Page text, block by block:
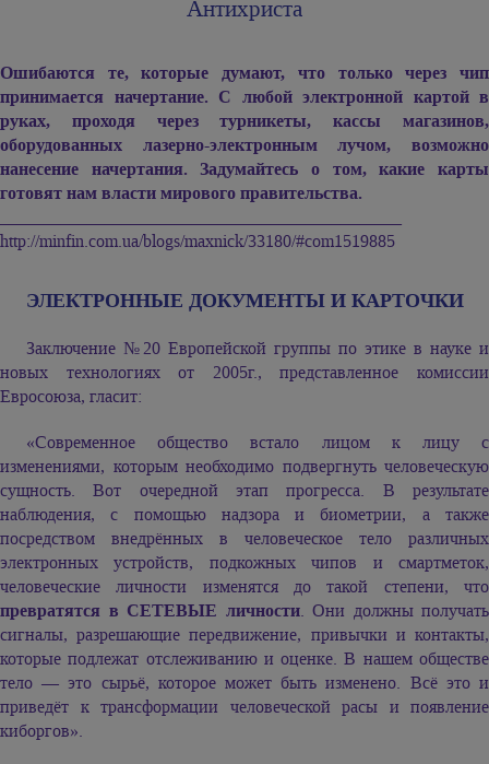
Антихриста
Ошибаются те, которые думают, что только через чип
принимается начертание. С любой электронной картой в
руках, проходя через турникеты, кассы магазинов,
оборудованных лазерно-электронным лучом, возможно
нанесение начертания. Задумайтесь о том, какие карты
готовят нам власти мирового правительства.
http://minfin.com.ua/blogs/maxnick/33180/#com1519885
ЭЛЕКТРОННЫЕ ДОКУМЕНТЫ И КАРТОЧКИ
Заключение №20 Европейской группы по этике в науке и
новых технологиях от 2005г., представленное комиссии
Евросоюза, гласит:
«Современное общество встало лицом к лицу с
изменениями, которым необходимо подвергнуть человеческую
сущность. Вот очередной этап прогресса. В результате
наблюдения, с помощью надзора и биометрии, а также
посредством внедрённых в человеческое тело различных
электронных устройств, подкожных чипов и смартметок,
человеческие личности изменятся до такой степени, что
превратятся в СЕТЕВЫЕ личности. Они должны получать
сигналы, разрешающие передвижение, привычки и контакты,
которые подлежат отслеживанию и оценке. В нашем обществе
тело — это сырьё, которое может быть изменено. Всё это и
приведёт к трансформации человеческой расы и появление
киборгов».